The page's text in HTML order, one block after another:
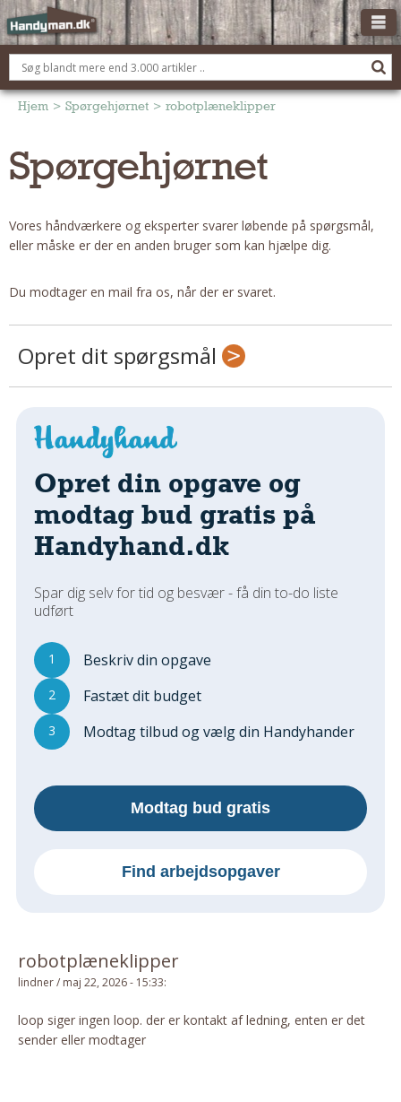
OM HANDYMAN.DK
FÅ 3 TILBUD
BOLIG KØBERÅDGIVNING
Montage Og Nybyg
Reparation Og Vedligehold
Om Materialer
Om Værktøj
Udskiftning Og Montage
Om Materialer
Tips Og Tests
VVS
Montage Og Udskiftning
Reparation Og Vedligehold
Varme Og Energi
Andet
MALER
Indendørs
Udendørs
Kan Det Males?
MURER
Reparationer
Om Materialer
HANDYMAN
Tips Og Tricks
Kemi
Andet
Hjem > Spørgehjørnet > robotplæneklipper
Spørgehjørnet
Vores håndværkere og eksperter svarer løbende på spørgsmål,
eller måske er der en anden bruger som kan hjælpe dig.
Du modtager en mail fra os, når der er svaret.
Opret dit spørgsmål
Opret din opgave og
modtag bud gratis på
Handyhand.dk
Spar dig selv for tid og besvær - få din to-do liste
udført
1 Beskriv din opgave
2 Fastæt dit budget
3 Modtag tilbud og vælg din Handyhander
Modtag bud gratis
Find arbejdsopgaver
robotplæneklipper
lindner/ maj 22, 2026 - 15:33:
loop siger ingen loop. der er kontakt af ledning, enten er det
sender eller modtager